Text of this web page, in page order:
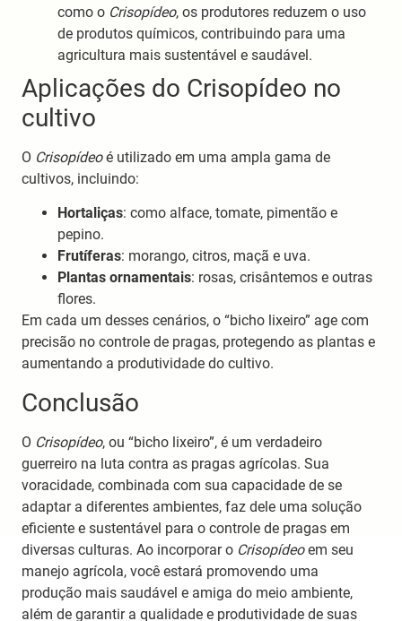
como o Crisopídeo, os produtores reduzem o uso
de produtos químicos, contribuindo para uma
agricultura mais sustentável e saudável.
Aplicações do Crisopídeo no
cultivo
O Crisopídeoé utilizado em uma ampla gama de
cultivos, incluindo:
Hortaliças: como alface, tomate, pimentão e
pepino.
Frutíferas: morango, citros, maçã e uva.
Plantas ornamentais: rosas, crisântemos e outras
flores.
Em cada um desses cenários, o “bicho lixeiro” age com
precisão no controle de pragas, protegendo as plantas e
aumentando a produtividade do cultivo.
Conclusão
O Crisopídeo, ou “bicho lixeiro”, é um verdadeiro
guerreiro na luta contra as pragas agrícolas. Sua
voracidade, combinada com sua capacidade de se
adaptar a diferentes ambientes, faz dele uma solução
eficiente e sustentável para o controle de pragas em
diversas culturas. Ao incorporar o Crisopídeoem seu
manejo agrícola, você estará promovendo uma
produção mais saudável e amiga do meio ambiente,
além de garantir a qualidade e produtividade de suas